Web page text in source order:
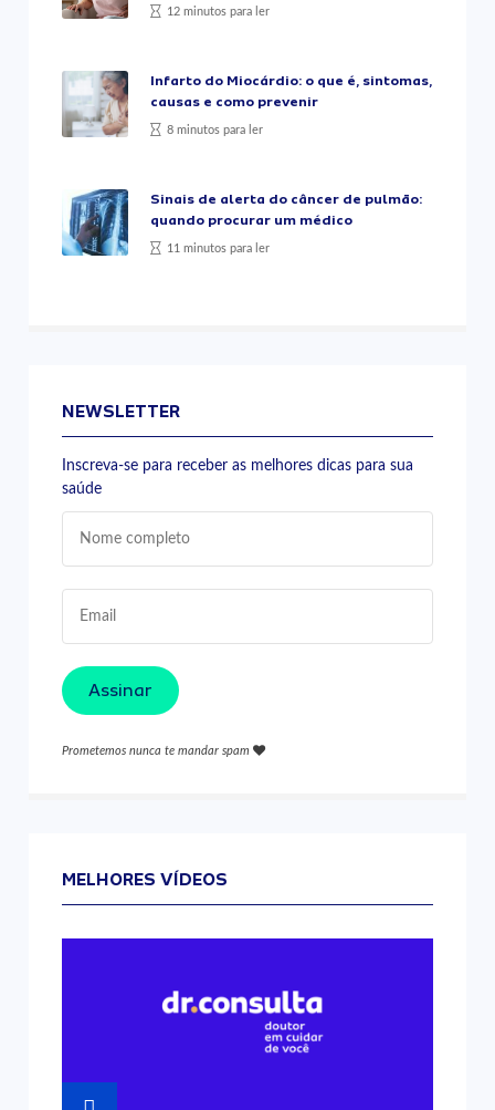
12 minutos para ler
Infarto do Miocárdio: o que é, sintomas,
causas e como prevenir
8 minutos para ler
Sinais de alerta do câncer de pulmão:
quando procurar um médico
11 minutos para ler
NEWSLETTER
Inscreva-se para receber as melhores dicas para sua
saúde
Assinar
Prometemos nunca te mandar spam
MELHORES VÍDEOS